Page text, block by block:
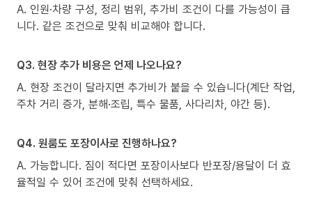
A. 인원·차량 구성, 정리 범위, 추가비 조건이 다를 가능성이 큽
니다. 같은 조건으로 맞춰 비교해야 합니다.
Q3. 현장 추가 비용은 언제 나오나요?
A. 현장 조건이 달라지면 추가비가 붙을 수 있습니다(계단 작업,
주차 거리 증가, 분해·조립, 특수 물품, 사다리차, 야간 등).
Q4. 원룸도 포장이사로 진행하나요?
A. 가능합니다. 짐이 적다면 포장이사보다 반포장/용달이 더 효
율적일 수 있어 조건에 맞춰 선택하세요.